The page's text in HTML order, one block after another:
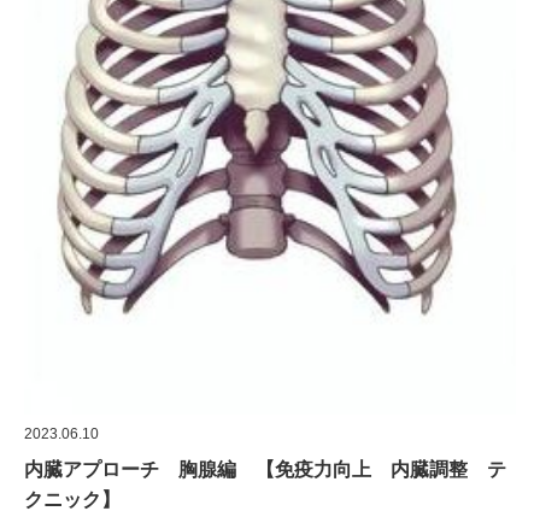
2023.06.10
内臓アプローチ 胸腺編 【免疫力向上 内臓調整 テ
クニック】